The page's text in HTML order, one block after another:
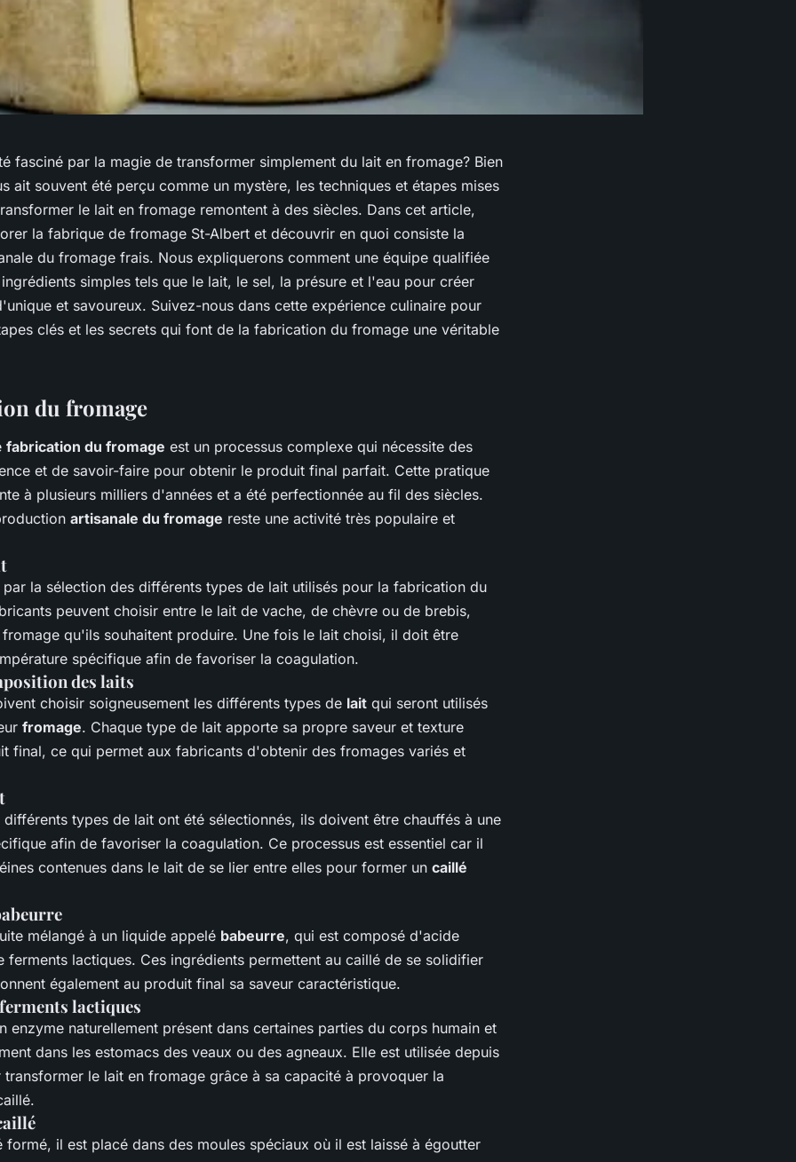
fasciné par la magie de transformer simplement du lait en fromage? Bien
ait souvent été perçu comme un mystère, les techniques et étapes mises
le lait en fromage remontent à des siècles. Dans cet article,
la fabrique de fromage St-Albert et découvrir en quoi consiste la
du fromage frais. Nous expliquerons comment une équipe qualifiée
simples tels que le lait, le sel, la présure et l'eau pour créer
et savoureux. Suivez-nous dans cette expérience culinaire pour
clés et les secrets qui font de la fabrication du fromage une véritable
du fromage
fabrication du fromage est un processus complexe qui nécessite des
et de savoir-faire pour obtenir le produit final parfait. Cette pratique
à plusieurs milliers d'années et a été perfectionnée au fil des siècles.
artisanale du fromage reste une activité très populaire et
la sélection des différents types de lait utilisés pour la fabrication du
peuvent choisir entre le lait de vache, de chèvre ou de brebis,
qu'ils souhaitent produire. Une fois le lait choisi, il doit être
spécifique afin de favoriser la coagulation.
des laits
choisir soigneusement les différents types de lait qui seront utilisés
fromage. Chaque type de lait apporte sa propre saveur et texture
final, ce qui permet aux fabricants d'obtenir des fromages variés et
types de lait ont été sélectionnés, ils doivent être chauffés à une
afin de favoriser la coagulation. Ce processus est essentiel car il
contenues dans le lait de se lier entre elles pour former un caillé
mélangé à un liquide appelé babeurre, qui est composé d'acide
ferments lactiques. Ces ingrédients permettent au caillé de se solidifier
également au produit final sa saveur caractéristique.
lactiques
enzyme naturellement présent dans certaines parties du corps humain et
dans les estomacs des veaux ou des agneaux. Elle est utilisée depuis
transformer le lait en fromage grâce à sa capacité à provoquer la
formé, il est placé dans des moules spéciaux où il est laissé à égoutter